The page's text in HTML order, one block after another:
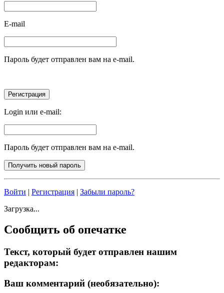
E-mail
Пароль будет отправлен вам на e-mail.
Login или e-mail:
Пароль будет отправлен вам на e-mail.
Войти | Регистрация | Забыли пароль?
Загрузка...
Сообщить об опечатке
Текст, который будет отправлен нашим
редакторам:
Ваш комментарий (необязательно):